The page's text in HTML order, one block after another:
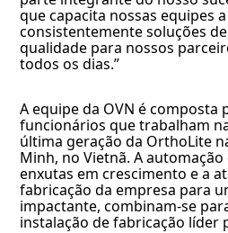
que capacita nossas equipes
consistentemente soluções
qualidade para nossos
todos os dias.”
A equipe da OVN é composta
funcionários que trabalham
última geração da OrthoLite
Minh, no Vietnã. A automação
enxutas em crescimento e a
fabricação da empresa para
impactante, combinam-se
instalação de fabricação líder